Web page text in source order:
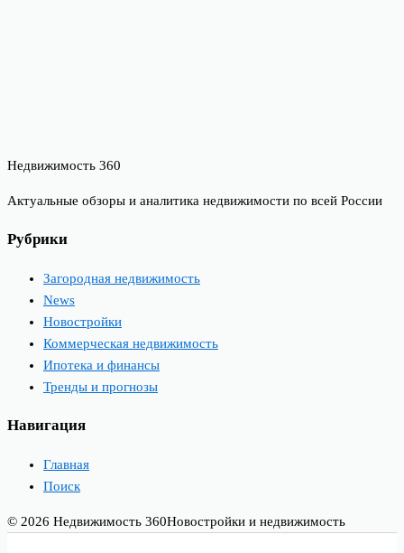
Недвижимость 360
Актуальные обзоры и аналитика недвижимости по всей России
Рубрики
Загородная недвижимость
News
Новостройки
Коммерческая недвижимость
Ипотека и финансы
Тренды и прогнозы
Навигация
Главная
Поиск
© 2026 Недвижимость 360Новостройки и недвижимость